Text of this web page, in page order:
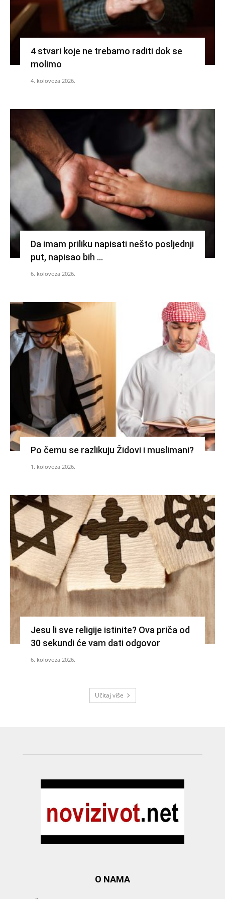
4 stvari koje ne trebamo raditi dok se
molimo
4. kolovoza 2026.
Da imam priliku napisati nešto posljednji
put, napisao bih …
6. kolovoza 2026.
Po čemu se razlikuju Židovi i muslimani?
1. kolovoza 2026.
Jesu li sve religije istinite? Ova priča od
30 sekundi će vam dati odgovor
6. kolovoza 2026.
Učitaj više
O NAMA